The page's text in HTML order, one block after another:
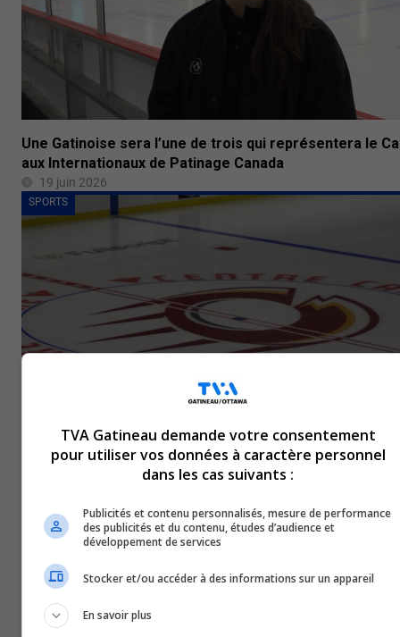
Une Gatinoise sera l’une de trois qui représentera le
aux Internationaux de Patinage Canada
19 juin 2026
SPORTS
LPHF | La Charge d’Ottawa jouerait ses matchs locaux
Centre Canadian Tire dès la saison 2026-2027
TVA Gatineau demande votre consentement
pour utiliser vos données à caractère personnel
dans les cas suivants :
Publicités et contenu personnalisés, mesure de performance
des publicités et du contenu, études d’audience et
développement de services
Stocker et/ou accéder à des informations sur un appareil
En savoir plus